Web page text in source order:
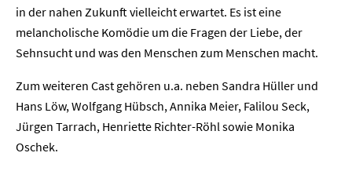
in der nahen Zukunft vielleicht erwartet. Es ist eine
melancholische Komödie um die Fragen der Liebe, der
Sehnsucht und was den Menschen zum Menschen macht.
Zum weiteren Cast gehören u.a. neben Sandra Hüller und
Hans Löw, Wolfgang Hübsch, Annika Meier, Falilou Seck,
Jürgen Tarrach, Henriette Richter-Röhl sowie Monika
Oschek.
Home
Unternehmen